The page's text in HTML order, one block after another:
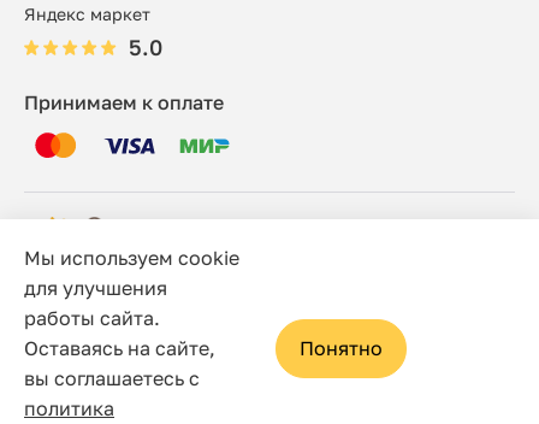
Яндекс маркет
5.0
Принимаем к оплате
© 2006 - 2026 Этно-шоп, Интернет-магазин
Политика конфиденциальности
Сайт носит исключительно информационный характер, и
ни при каких условиях не является публичной офертой,
определяемой положениями статьи 437(2) Гражданского
Мы используем cookie
для улучшения
работы сайта.
Оставаясь на сайте,
вы соглашаетесь с
политика
Понятно